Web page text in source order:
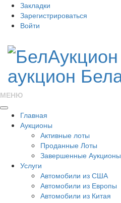
Закладки
Зарегистрироваться
Войти
МЕНЮ
Главная
Аукционы
Активные лоты
Проданные Лоты
Завершенные Аукционы
Услуги
Автомобили из США
Автомобили из Европы
Автомобили из Китая